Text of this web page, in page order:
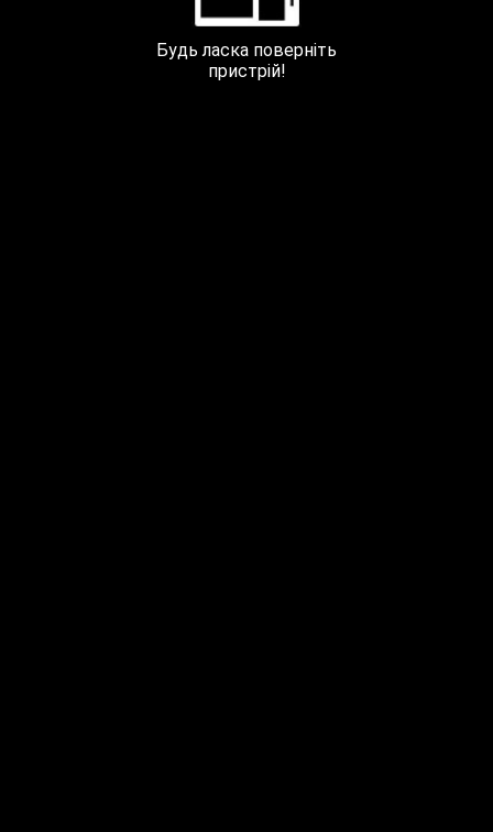
Будь ласка поверніть
пристрій!